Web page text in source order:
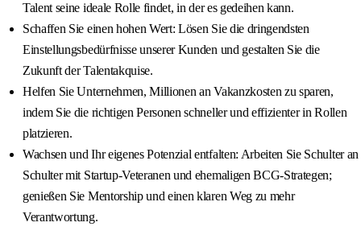
Talent seine ideale Rolle findet, in der es gedeihen kann.
Schaffen Sie einen hohen Wert: Lösen Sie die dringendsten
Einstellungsbedürfnisse unserer Kunden und gestalten Sie die
Zukunft der Talentakquise.
Helfen Sie Unternehmen, Millionen an Vakanzkosten zu sparen,
indem Sie die richtigen Personen schneller und effizienter in Rollen
platzieren.
Wachsen und Ihr eigenes Potenzial entfalten: Arbeiten Sie Schulter an
Schulter mit Startup-Veteranen und ehemaligen BCG-Strategen;
genießen Sie Mentorship und einen klaren Weg zu mehr
Verantwortung.